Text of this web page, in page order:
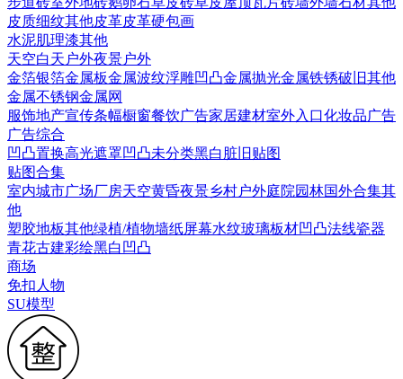
皮质细纹其他皮革皮革硬包画
水泥肌理漆其他
天空白天户外夜景户外
金箔银箔金属板金属波纹浮雕凹凸金属抛光金属铁锈破旧其他
金属不锈钢金属网
服饰地产宣传条幅橱窗餐饮广告家居建材室外入口化妆品广告
广告综合
凹凸置换高光遮罩凹凸未分类黑白脏旧贴图
贴图合集
室内城市广场厂房天空黄昏夜景乡村户外庭院园林国外合集其
他
塑胶地板其他绿植/植物墙纸屏幕水纹玻璃板材凹凸法线瓷器
青花古建彩绘黑白凹凸
商场
免扣人物
SU模型